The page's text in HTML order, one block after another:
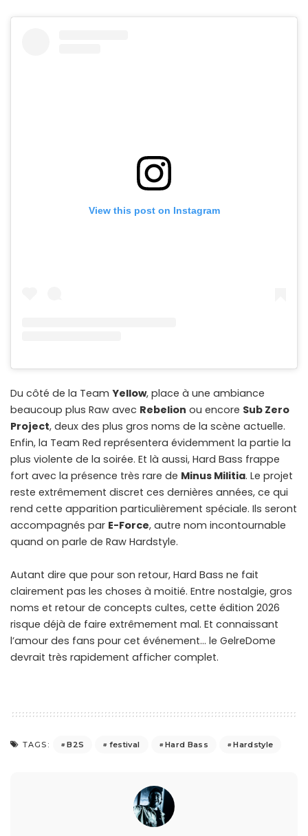
View this post on Instagram
Du côté de la Team Yellow, place à une ambiance
beaucoup plus Raw avec Rebelion ou encore Sub Zero
Project, deux des plus gros noms de la scène actuelle.
Enfin, la Team Red représentera évidemment la partie la
plus violente de la soirée. Et là aussi, Hard Bass frappe
fort avec la présence très rare de Minus Militia. Le projet
reste extrêmement discret ces dernières années, ce qui
rend cette apparition particulièrement spéciale. Ils seront
accompagnés par E-Force, autre nom incontournable
quand on parle de Raw Hardstyle.
Autant dire que pour son retour, Hard Bass ne fait
clairement pas les choses à moitié. Entre nostalgie, gros
noms et retour de concepts cultes, cette édition 2026
risque déjà de faire extrêmement mal. Et connaissant
l’amour des fans pour cet événement… le GelreDome
devrait très rapidement afficher complet.
TAGS: B2S festival Hard Bass Hardstyle